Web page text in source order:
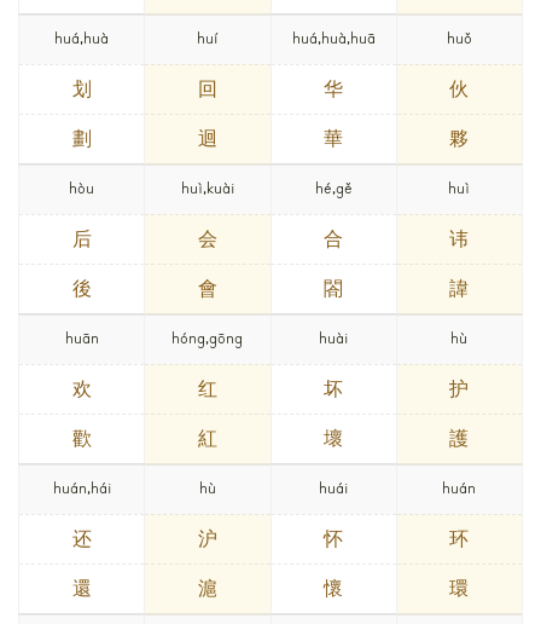
huá,huà
划
劃
huí
回
迴
huá,huà,huā
华
華
huǒ
伙
夥
hòu
后
後
huì,kuài
会
會
hé,gě
合
閤
huì
讳
諱
huān
欢
歡
hóng,gōng
红
紅
huài
坏
壞
hù
护
護
huán,hái
还
還
hù
沪
滬
huái
怀
懷
huán
环
環